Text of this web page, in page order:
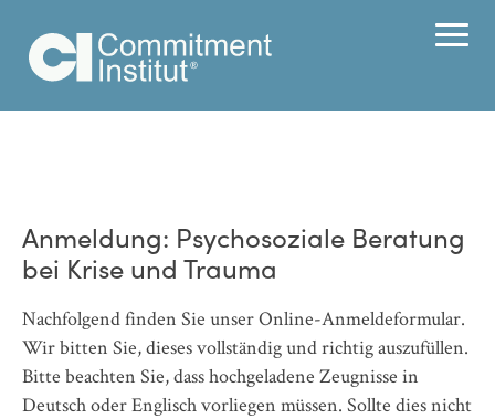
Anmeldung: Psychosoziale Beratung
bei Krise und Trauma
Nachfolgend finden Sie unser Online-Anmeldeformular.
Wir bitten Sie, dieses vollständig und richtig auszufüllen.
Bitte beachten Sie, dass hochgeladene Zeugnisse in
Deutsch oder Englisch vorliegen müssen. Sollte dies nicht